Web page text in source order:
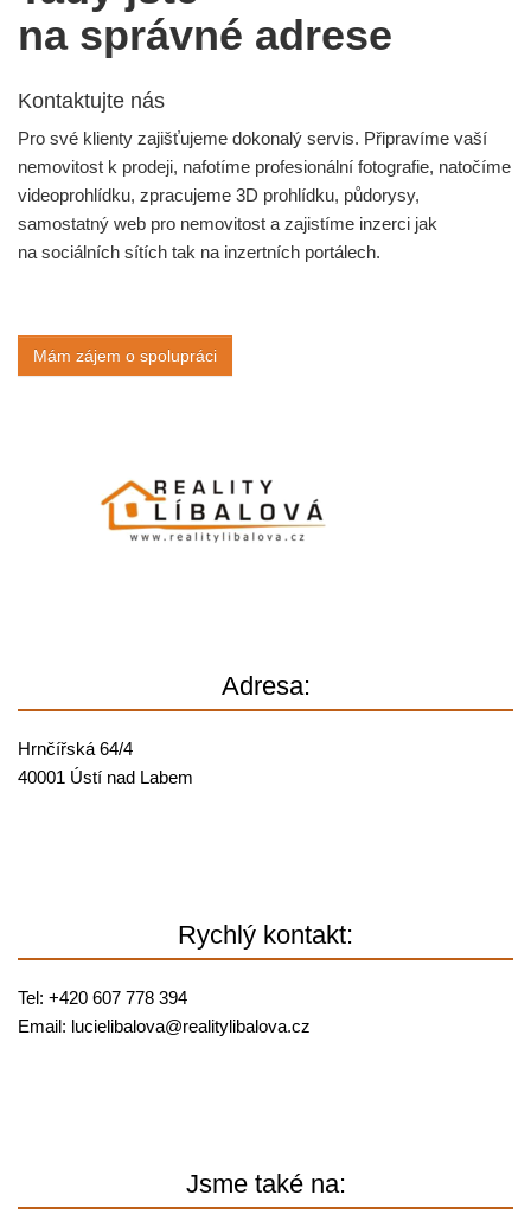
na správné adrese
Kontaktujte nás
Pro své klienty zajišťujeme dokonalý servis. Připravíme vaší
nemovitost k prodeji, nafotíme profesionální fotografie, natočíme
videoprohlídku, zpracujeme 3D prohlídku, půdorysy,
samostatný web pro nemovitost a zajistíme inzerci jak
na sociálních sítích tak na inzertních portálech.
Mám zájem o spolupráci
Adresa:
Hrnčířská 64/4
40001 Ústí nad Labem
Rychlý kontakt:
Tel: +420 607 778 394
Email: lucielibalova@realitylibalova.cz
Jsme také na: